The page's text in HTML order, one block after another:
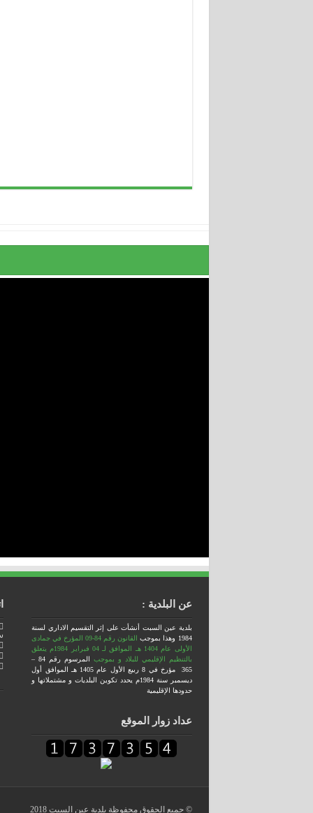
عن البلدية :
بلدية عين السبت أنشأت على إثر التقسيم الاداري لسنة
1984 وهذا بموجب
القانون رقم 84-09 المؤرخ في جمادى
الأولى عام 1404 هـ الموافق لـ 04 فبراير 1984م يتعلق
بالتنظيم الإقليمي للبلاد و بموجب
المرسوم رقم 84 –
365 مؤرخ في 8 ربيع الأول عام 1405 هـ الموافق أول
ديسمبر سنة 1984م يحدد تكوين البلديات و مشتملاتها و
حدودها الإقليمية
عداد زوار الموقع
© جميع الحقوق محفوظة بلدية عين السبت 2018